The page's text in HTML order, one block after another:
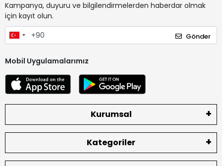
Kampanya, duyuru ve bilgilendirmelerden haberdar olmak
için kayıt olun.
Gönder
Mobil Uygulamalarımız
Kurumsal
Kategoriler